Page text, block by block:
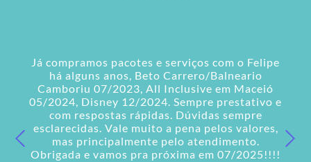
Já compramos pacotes e serviços com o Felipe
há alguns anos, Beto Carrero/Balneario
Camboriu 07/2023, All Inclusive em Maceió
05/2024, Disney 12/2024. Sempre prestativo e
com respostas rápidas. Dúvidas sempre
esclarecidas. Vale muito a pena pelos valores,
mas principalmente pelo atendimento.
Obrigada e vamos pra próxima em 07/2025!!!!